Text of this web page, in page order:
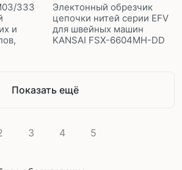
333
и
Электонный обрезчик
цепочки нитей серии EFV
для швейных машин
KANSAI FSX-6604MH-DD
Показать ещё
3 4 5